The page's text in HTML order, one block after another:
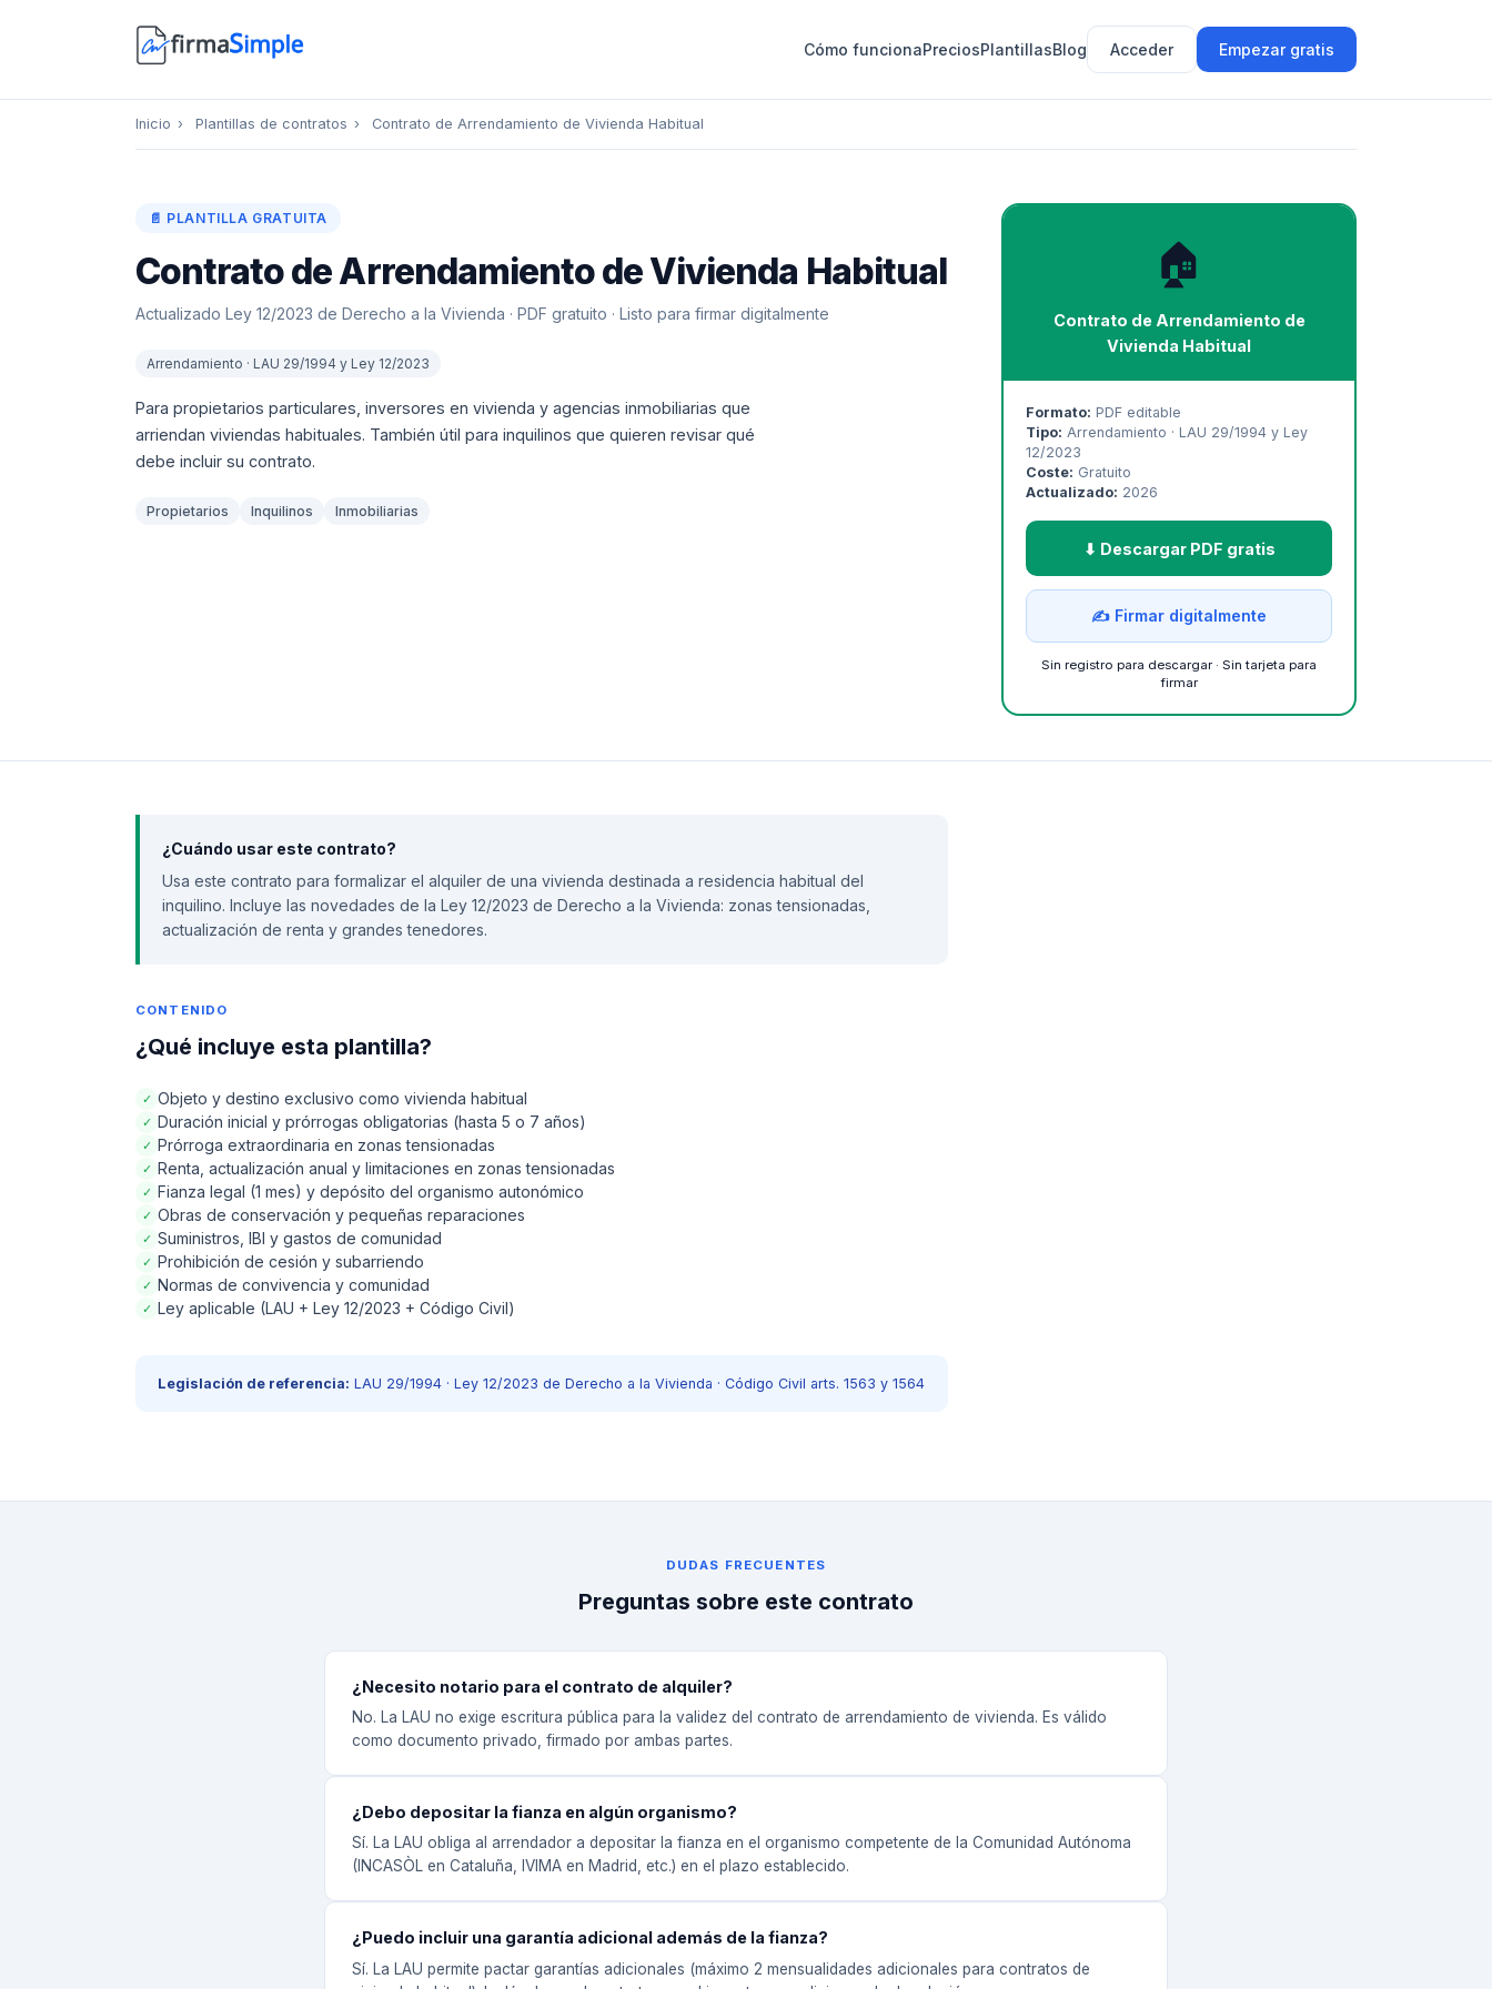
Cómo funcionaPreciosPlantillasBlog Acceder Empezar gratis
Inicio › Plantillas de contratos › Contrato de Arrendamiento de Vivienda Habitual
📄 PLANTILLA GRATUITA
Contrato de Arrendamiento de Vivienda Habitual
Actualizado Ley 12/2023 de Derecho a la Vivienda · PDF gratuito · Listo para firmar digitalmente
Arrendamiento · LAU 29/1994 y Ley 12/2023
Para propietarios particulares, inversores en vivienda y agencias inmobiliarias que
arriendan viviendas habituales. También útil para inquilinos que quieren revisar qué
debe incluir su contrato.
Propietarios Inquilinos Inmobiliarias
🏠
Contrato de Arrendamiento de
Vivienda Habitual
Formato: PDF editable
Tipo: Arrendamiento · LAU 29/1994 y Ley
12/2023
Coste: Gratuito
Actualizado: 2026
⬇ Descargar PDF gratis
✍ Firmar digitalmente
Sin registro para descargar · Sin tarjeta para
firmar
¿Cuándo usar este contrato?
Usa este contrato para formalizar el alquiler de una vivienda destinada a residencia habitual del
inquilino. Incluye las novedades de la Ley 12/2023 de Derecho a la Vivienda: zonas tensionadas,
actualización de renta y grandes tenedores.
CONTENIDO
¿Qué incluye esta plantilla?
✓ Objeto y destino exclusivo como vivienda habitual
✓ Duración inicial y prórrogas obligatorias (hasta 5 o 7 años)
✓ Prórroga extraordinaria en zonas tensionadas
✓ Renta, actualización anual y limitaciones en zonas tensionadas
✓ Fianza legal (1 mes) y depósito del organismo autonómico
✓ Obras de conservación y pequeñas reparaciones
✓ Suministros, IBI y gastos de comunidad
✓ Prohibición de cesión y subarriendo
✓ Normas de convivencia y comunidad
✓ Ley aplicable (LAU + Ley 12/2023 + Código Civil)
Legislación de referencia: LAU 29/1994 · Ley 12/2023 de Derecho a la Vivienda · Código Civil arts. 1563 y 1564
DUDAS FRECUENTES
Preguntas sobre este contrato
¿Necesito notario para el contrato de alquiler?
No. La LAU no exige escritura pública para la validez del contrato de arrendamiento de vivienda. Es válido
como documento privado, firmado por ambas partes.
¿Debo depositar la fianza en algún organismo?
Sí. La LAU obliga al arrendador a depositar la fianza en el organismo competente de la Comunidad Autónoma
(INCASÒL en Cataluña, IVIMA en Madrid, etc.) en el plazo establecido.
¿Puedo incluir una garantía adicional además de la fianza?
Sí. La LAU permite pactar garantías adicionales (máximo 2 mensualidades adicionales para contratos de